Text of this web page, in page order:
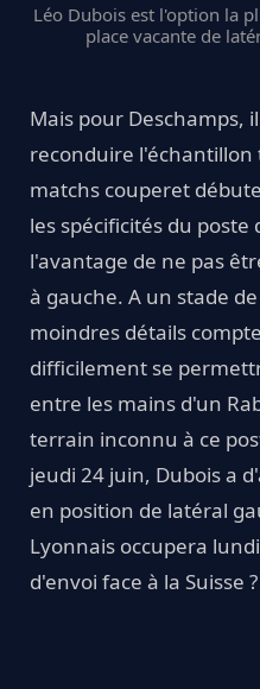
Léo Dubois est l'option la
place vacante de
Mais pour Deschamps,
reconduire l'échantillon
matchs couperet
les spécificités du
l'avantage de ne pas
à gauche. A un stade
moindres détails
difficilement se
entre les mains d'un
terrain inconnu à ce
jeudi 24 juin, Dubois a
en position de latéral
Lyonnais occupera
d'envoi face à la Suisse ?